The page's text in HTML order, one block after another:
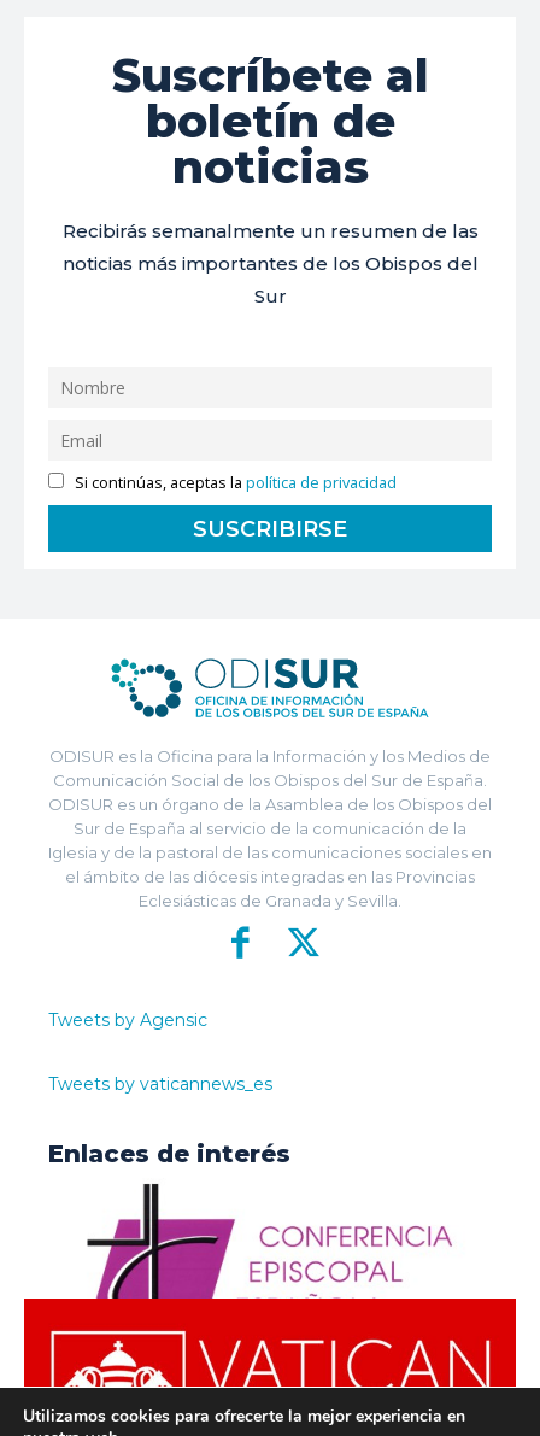
Suscríbete al
boletín de
noticias
Recibirás semanalmente un resumen de las
noticias más importantes de los Obispos del
Sur
Si continúas, aceptas lapolítica de privacidad
ODISUR es la Oficina para la Información y los Medios de
Comunicación Social de los Obispos del Sur de España.
ODISUR es un órgano de la Asamblea de los Obispos del
Sur de España al servicio de la comunicación de la
Iglesia y de la pastoral de las comunicaciones sociales en
el ámbito de las diócesis integradas en las Provincias
Eclesiásticas de Granada y Sevilla.
Tweets by Agensic
Tweets by vaticannews_es
Enlaces de interés
Utilizamos cookies para ofrecerte la mejor experiencia en